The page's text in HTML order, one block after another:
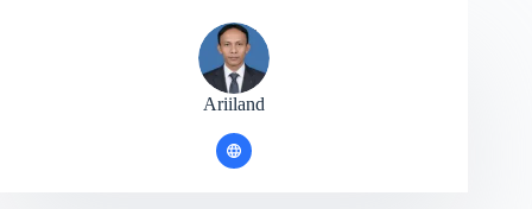
Ariiland